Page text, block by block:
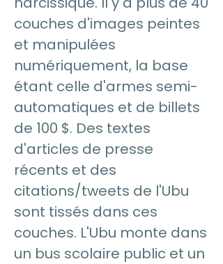
couches d'images peintes
et manipulées
numériquement, la base
étant celle d'armes semi-
automatiques et de billets
de 100 $. Des textes
d'articles de presse
récents et des
citations/tweets de l'Ubu
sont tissés dans ces
couches. L'Ubu monte dans
un bus scolaire public et un